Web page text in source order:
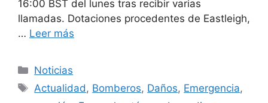
16:00 BST del lunes tras recibir varias
llamadas. Dotaciones procedentes de Eastleigh,
… Leer más
Categorías
Noticias
Etiquetas
Actualidad , Bomberos, Daños, Emergencia,